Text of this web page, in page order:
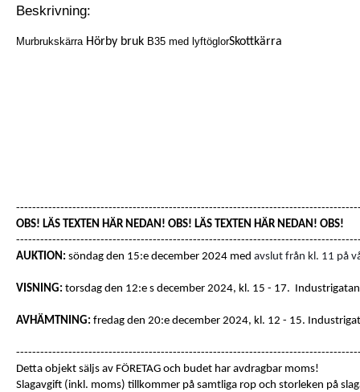
Beskrivning:
Murbrukskärra Hörby bruk B35 med lyftöglorSkottkärra
OBS! LÄS TEXTEN HÄR NEDAN! OBS! LÄS TEXTEN HÄR NEDAN! OBS!
AUKTION: söndag den 15:e december 2024 med avslut från kl. 11 på
VISNING: torsdag den 12:e s december 2024, kl. 15 - 17.
AVHÄMTNING: fredag den 20:e december 2024, kl. 12 - 15.
Detta objekt säljs av FÖRETAG och budet har avdragbar moms!
Slagavgift (inkl. moms) tillkommer på samtliga rop och storleken på